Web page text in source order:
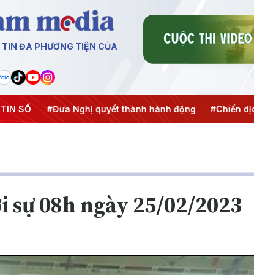
ĐA PHƯƠNG TIỆN CỦA
SỐ
#Đưa Nghị quyết thành hành động #Chiến dịch 500
08h ngày 25/02/2023